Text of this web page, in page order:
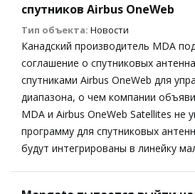
спутников Airbus OneWeb
Тип объекта: Новости
Канадский производитель MDA
соглашение о спутниковых
спутниками Airbus OneWeb для
диапазона, о чем компании
MDA и Airbus OneWeb Satellites не
программу для спутниковых
будут интегрированы в линейку